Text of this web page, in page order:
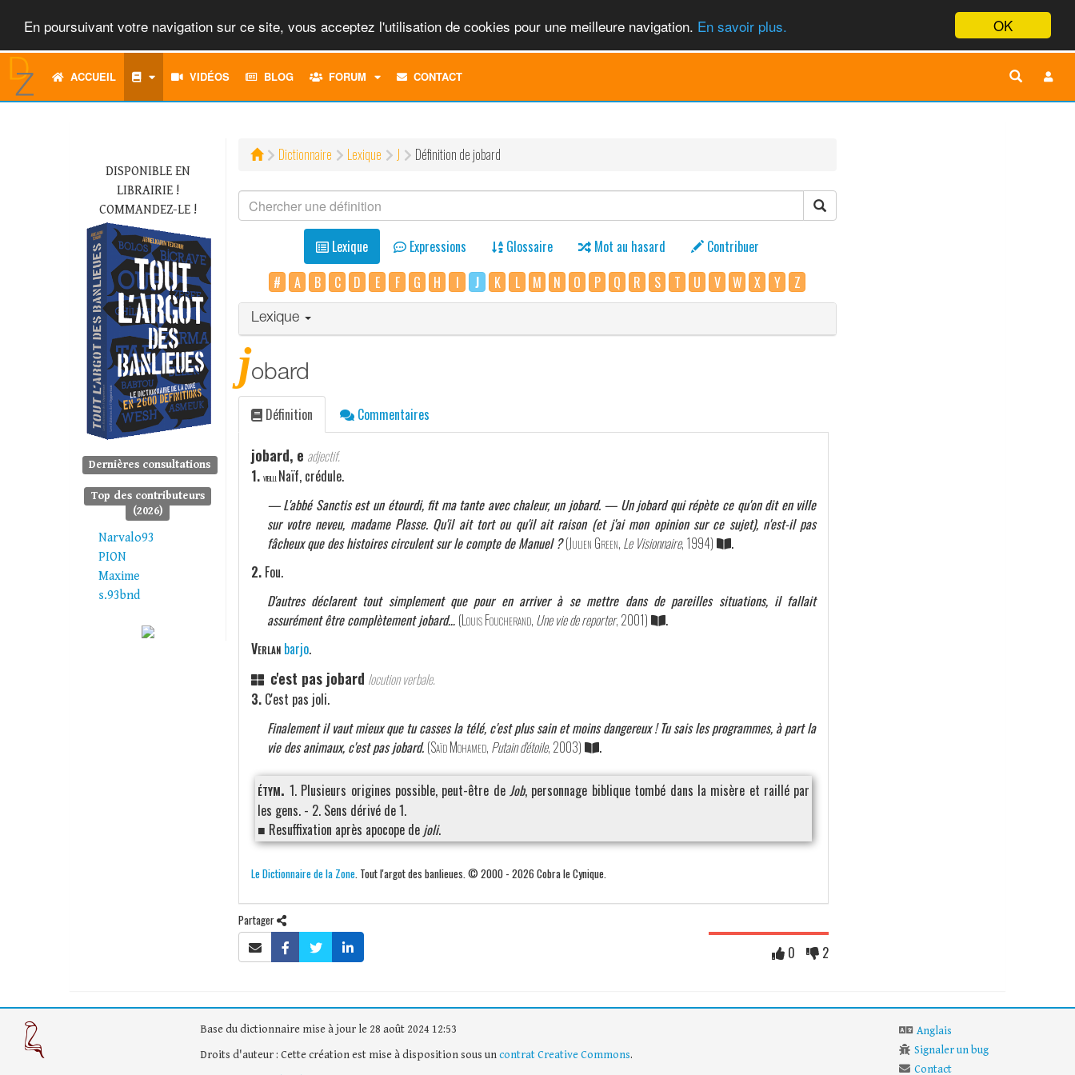
OK
En poursuivant votre navigation sur ce site, vous acceptez l'utilisation de cookies pour une meilleure navigation. En savoir plus.
ACCUEIL VIDÉOS BLOG FORUM
TOGGLECONTACT
DISPONIBLE EN
LIBRAIRIE !
COMMANDEZ-LE !
Dernières consultations
Top des contributeurs
(2026)
Narvalo93
PION
Maxime
s.93bnd
Dictionnaire Lexique J Définition de jobard
Lexique Expressions Glossaire Mot au hasard
Contribuer
#
A B C D E F G H I J K L M N O P Q R S T U V W X Y Z
Lexique
jobard
Définition Commentaires
jobard, e adjectif.
1. VIEILLI. Naïf, crédule.
— L'abbé Sanctis est un étourdi, fit ma tante avec chaleur, un jobard. — Un jobard qui répète ce qu'on dit en ville
sur votre neveu, madame Plasse. Qu'il ait tort ou qu'il ait raison (et j'ai mon opinion sur ce sujet), n'est-il pas
fâcheux que des histoires circulent sur le compte de Manuel ? (Julien Green, Le Visionnaire, 1994)
.
2. Fou.
D'autres déclarent tout simplement que pour en arriver à se mettre dans de pareilles situations, il fallait
assurément être complètement jobard… (Louis Foucherand, Une vie de reporter, 2001)
.
Verlan barjo.
c'est pas jobard locution verbale.
3. C'est pas joli.
Finalement il vaut mieux que tu casses la télé, c'est plus sain et moins dangereux ! Tu sais les programmes, à part la
vie des animaux, c'est pas jobard. (Saïd Mohamed, Putain d'étoile, 2003) .
étym.1. Plusieurs origines possible, peut-être deJob, personnage biblique tombé dans la misère et raillé par
les gens. - 2. Sens dérivé de 1.
■ Resuffixation après apocope de joli.
Le Dictionnaire de la Zone. Tout l'argot des banlieues. © 2000 - 2026 Cobra le Cynique.
Partager
0 2
Base du dictionnaire mise à jour le 28 août 2024 12:53
Droits d'auteur : Cette création est mise à disposition sous uncontrat Creative Commons.
Anglais
Signaler un bug
Contact